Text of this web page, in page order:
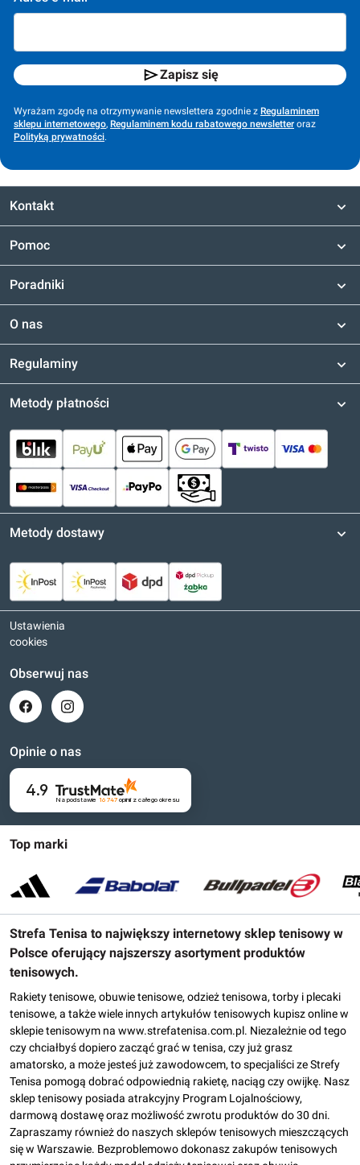
Zapisz się
Wyrażam zgodę na otrzymywanie newslettera zgodnie z Regulaminem
sklepu internetowego, Regulaminem kodu rabatowego newsletter oraz
Polityką prywatności.
Kontakt
Pomoc
Poradniki
O nas
Regulaminy
Top marki
Strefa Tenisa to największy internetowy sklep tenisowy w
Polsce oferujący najszerszy asortyment produktów
tenisowych.
Rakiety tenisowe, obuwie tenisowe, odzież tenisowa, torby i plecaki
tenisowe, a także wiele innych artykułów tenisowych kupisz online w
sklepie tenisowym na www.strefatenisa.com.pl. Niezależnie od tego
czy chciałbyś dopiero zacząć grać w tenisa, czy już grasz
amatorsko, a może jesteś już zawodowcem, to specjaliści ze Strefy
Tenisa pomogą dobrać odpowiednią rakietę, naciąg czy owijkę. Nasz
sklep tenisowy posiada atrakcyjny Program Lojalnościowy,
darmową dostawę oraz możliwość zwrotu produktów do 30 dni.
Zapraszamy również do naszych sklepów tenisowych mieszczących
się w Warszawie. Bezproblemowo dokonasz zakupów tenisowych
Metody płatności
Metody dostawy
Ustawienia
cookies
Obserwuj nas
Opinie o nas
4.9
Na podstawie 16 747opinii z całego okresu